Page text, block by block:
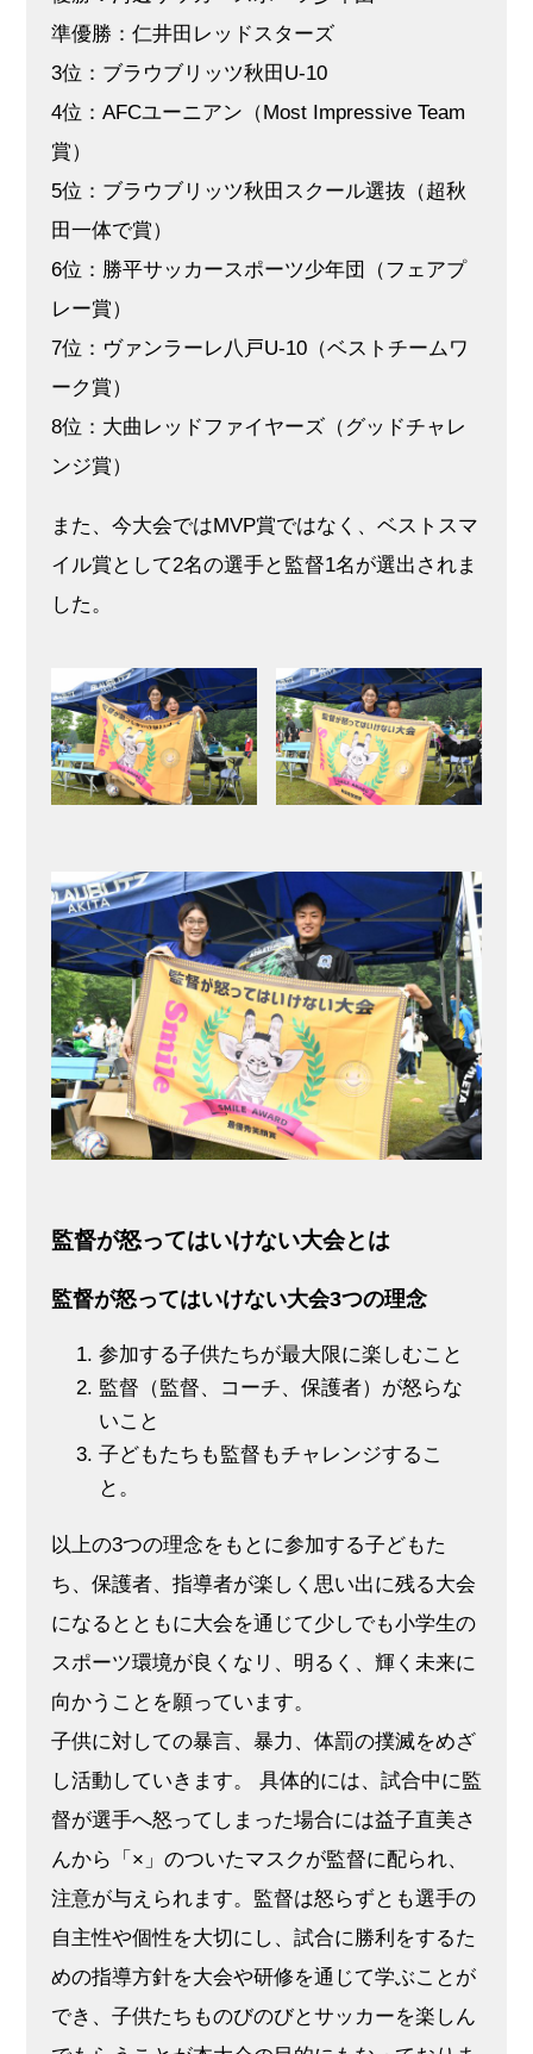
準優勝：仁井田レッドスターズ
3位：ブラウブリッツ秋田U-10
4位：AFCユーニアン（Most Impressive Team
賞）
5位：ブラウブリッツ秋田スクール選抜（超秋
田一体で賞）
6位：勝平サッカースポーツ少年団（フェアプ
レー賞）
7位：ヴァンラーレ八戸U-10（ベストチームワ
ーク賞）
8位：大曲レッドファイヤーズ（グッドチャレ
ンジ賞）
また、今大会ではMVP賞ではなく、ベストスマ
イル賞として2名の選手と監督1名が選出されま
した。
監督が怒ってはいけない大会とは
監督が怒ってはいけない大会3つの理念
参加する子供たちが最大限に楽しむこと
監督（監督、コーチ、保護者）が怒らな
いこと
子どもたちも監督もチャレンジするこ
と。
以上の3つの理念をもとに参加する子どもた
ち、保護者、指導者が楽しく思い出に残る大会
になるとともに大会を通じて少しでも小学生の
スポーツ環境が良くなリ、明るく、輝く未来に
向かうことを願っています。
子供に対しての暴言、暴力、体罰の撲滅をめざ
し活動していきます。 具体的には、試合中に監
督が選手へ怒ってしまった場合には益子直美さ
んから「×」のついたマスクが監督に配られ、
注意が与えられます。監督は怒らずとも選手の
自主性や個性を大切にし、試合に勝利をするた
めの指導方針を大会や研修を通じて学ぶことが
でき、子供たちものびのびとサッカーを楽しん